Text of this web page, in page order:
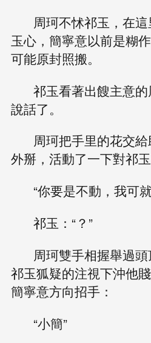
周珂不怵祁玉，在
玉心，簡寧意以前是糊
可能原封照搬。
祁玉看著出餿主意
說話了。
周珂把手里的花交
外掰，活動了一下對祁玉
“你要是不動，我可
祁玉：“？”
周珂雙手相握舉過
祁玉狐疑的注視下沖他
簡寧意方向招手：
“小簡”